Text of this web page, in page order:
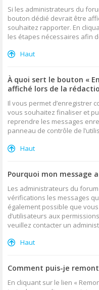
Si les administrateurs du
bouton dédié devrait être
souhaitez rapporter. En
les étapes nécessaires afin
Haut
À quoi sert le bouton «
affiché lors de la
Il vous permet d’enregistrer
vous souhaitez finaliser et
reprendre les messages
panneau de contrôle de
Haut
Pourquoi mon message
Les administrateurs du
vérifications les messages
également possible que
d’utilisateurs aux
veuillez contacter un
Haut
Comment puis-je
En cliquant sur le lien «